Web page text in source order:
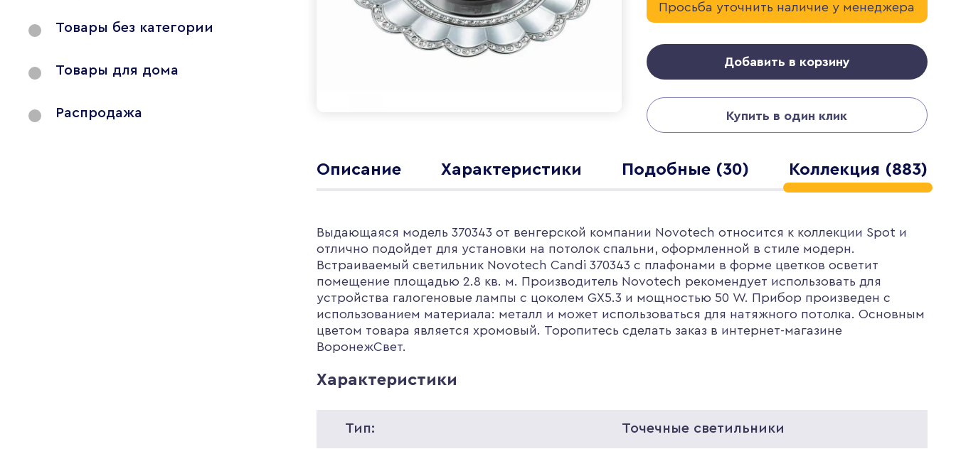
Товары без категории
Товары для дома
Распродажа
Просьба уточнить наличие у менеджера
Добавить в корзину
Купить в один клик
Описание Характеристики Подобные (30) Коллекция (883)
Выдающаяся модель 370343 от венгерской компании Novotech относится к коллекции Spot и
отлично подойдет для установки на потолок спальни, оформленной в стиле модерн.
Встраиваемый светильник Novotech Candi 370343 с плафонами в форме цветков осветит
помещение площадью 2.8 кв. м. Производитель Novotech рекомендует использовать для
устройства галогеновые лампы с цоколем GX5.3 и мощностью 50 W. Прибор произведен с
использованием материала: металл и может использоваться для натяжного потолка. Основным
цветом товара является хромовый. Торопитесь сделать заказ в интернет-магазине
ВоронежСвет.
Характеристики
Тип: Точечные светильники